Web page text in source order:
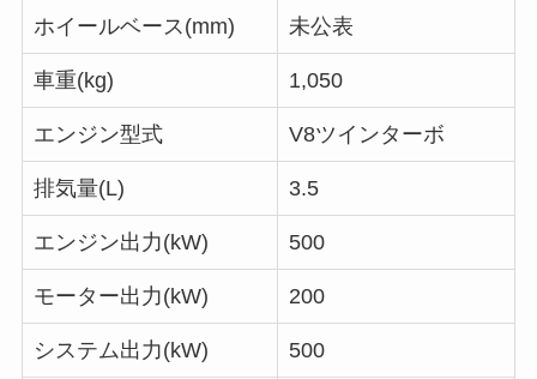
ホイールベース(mm) 未公表
車重(kg) 1,050
エンジン型式 V8ツインターボ
排気量(L) 3.5
エンジン出力(kW) 500
モーター出力(kW) 200
システム出力(kW) 500